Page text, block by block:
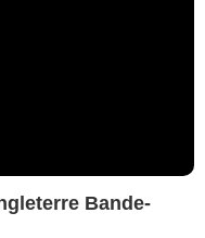
Bande-